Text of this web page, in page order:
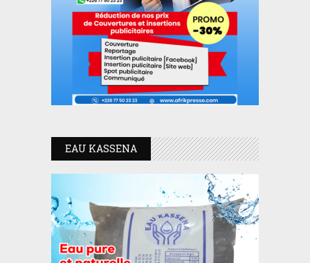
EAU KASSENA